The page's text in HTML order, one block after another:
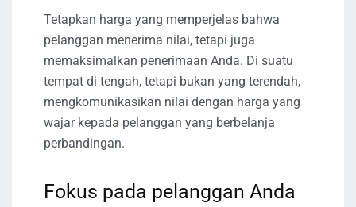
Tetapkan harga yang memperjelas bahwa
pelanggan menerima nilai, tetapi juga
memaksimalkan penerimaan Anda. Di suatu
tempat di tengah, tetapi bukan yang terendah,
mengkomunikasikan nilai dengan harga yang
wajar kepada pelanggan yang berbelanja
perbandingan.
Fokus pada pelanggan Anda